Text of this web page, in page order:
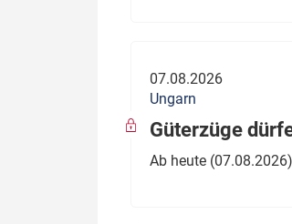
07.08.2026
Ungarn
Güterzüge
Ab heute